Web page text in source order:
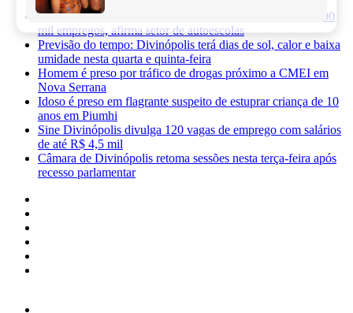
Novas regras da CNH já provocaram perda de cerca de 100
mil empregos, afirma setor de autoescolas
Previsão do tempo: Divinópolis terá dias de sol, calor e baixa
umidade nesta quarta e quinta-feira
Homem é preso por tráfico de drogas próximo a CMEI em
Nova Serrana
Idoso é preso em flagrante suspeito de estuprar criança de 10
anos em Piumhi
Sine Divinópolis divulga 120 vagas de emprego com salários
de até R$ 4,5 mil
Câmara de Divinópolis retoma sessões nesta terça-feira após
recesso parlamentar